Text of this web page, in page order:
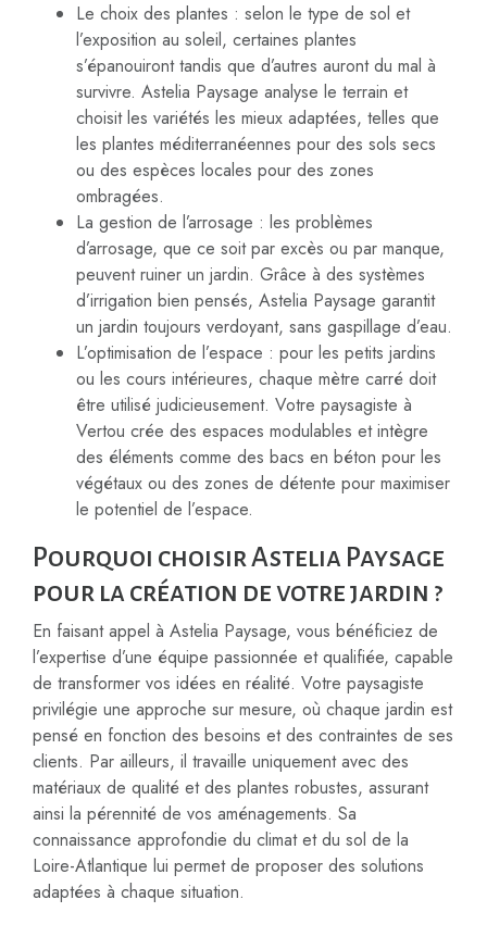
Le choix des plantes : selon le type de sol et
l’exposition au soleil, certaines plantes
s’épanouiront tandis que d’autres auront du mal à
survivre. Astelia Paysage analyse le terrain et
choisit les variétés les mieux adaptées, telles que
les plantes méditerranéennes pour des sols secs
ou des espèces locales pour des zones
ombragées.
La gestion de l’arrosage : les problèmes
d’arrosage, que ce soit par excès ou par manque,
peuvent ruiner un jardin. Grâce à des systèmes
d’irrigation bien pensés, Astelia Paysage garantit
un jardin toujours verdoyant, sans gaspillage d’eau.
L’optimisation de l’espace : pour les petits jardins
ou les cours intérieures, chaque mètre carré doit
être utilisé judicieusement. Votre paysagiste à
Vertou crée des espaces modulables et intègre
des éléments comme des bacs en béton pour les
végétaux ou des zones de détente pour maximiser
le potentiel de l’espace.
Pourquoi choisir Astelia Paysage
pour la création de votre jardin ?
En faisant appel à Astelia Paysage, vous bénéficiez de
l’expertise d’une équipe passionnée et qualifiée, capable
de transformer vos idées en réalité. Votre paysagiste
privilégie une approche sur mesure, où chaque jardin est
pensé en fonction des besoins et des contraintes de ses
clients. Par ailleurs, il travaille uniquement avec des
matériaux de qualité et des plantes robustes, assurant
ainsi la pérennité de vos aménagements. Sa
connaissance approfondie du climat et du sol de la
Loire-Atlantique lui permet de proposer des solutions
adaptées à chaque situation.